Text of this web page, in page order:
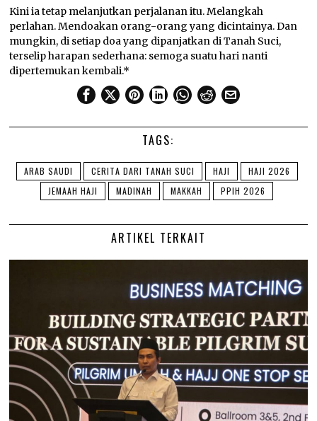
Kini ia tetap melanjutkan perjalanan itu. Melangkah
perlahan. Mendoakan orang-orang yang dicintainya. Dan
mungkin, di setiap doa yang dipanjatkan di Tanah Suci,
terselip harapan sederhana: semoga suatu hari nanti
dipertemukan kembali.*
TAGS:
ARAB SAUDI CERITA DARI TANAH SUCI HAJI
HAJI 2026
JEMAAH HAJI
MADINAH MAKKAH PPIH 2026
ARTIKEL TERKAIT